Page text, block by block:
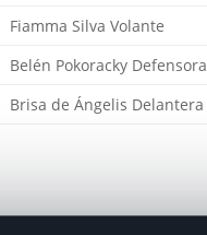
Fiamma SilvaVolante
Belén Pokoracky Defensora
Brisa de Ángelis Delantera